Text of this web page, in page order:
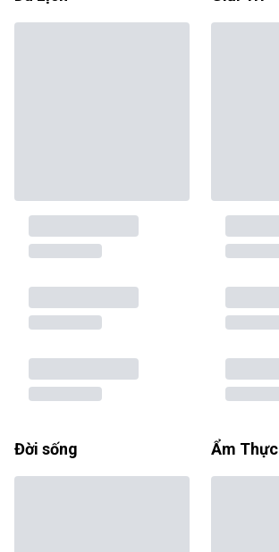
Đời sống Ẩm Thực